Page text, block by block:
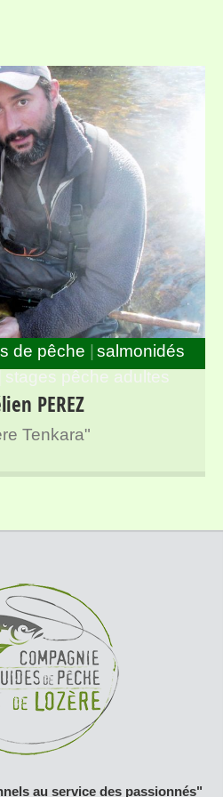
spécialisé en Tenkara sur
rivières de Lozère
de pêche
salmonidés
stages pêche adultes
PEREZ
Tenkara"
au service des passionnés"